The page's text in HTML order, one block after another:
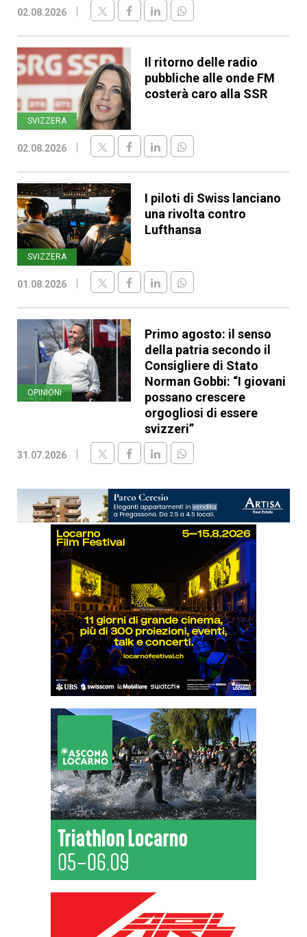
02.08.2026
SVIZZERA
Il ritorno delle radio
pubbliche alle onde FM
costerà caro alla SSR
02.08.2026
SVIZZERA
I piloti di Swiss lanciano
una rivolta contro
Lufthansa
01.08.2026
OPINIONI
Primo agosto: il senso
della patria secondo il
Consigliere di Stato
Norman Gobbi: “I giovani
possano crescere
orgogliosi di essere
svizzeri”
31.07.2026